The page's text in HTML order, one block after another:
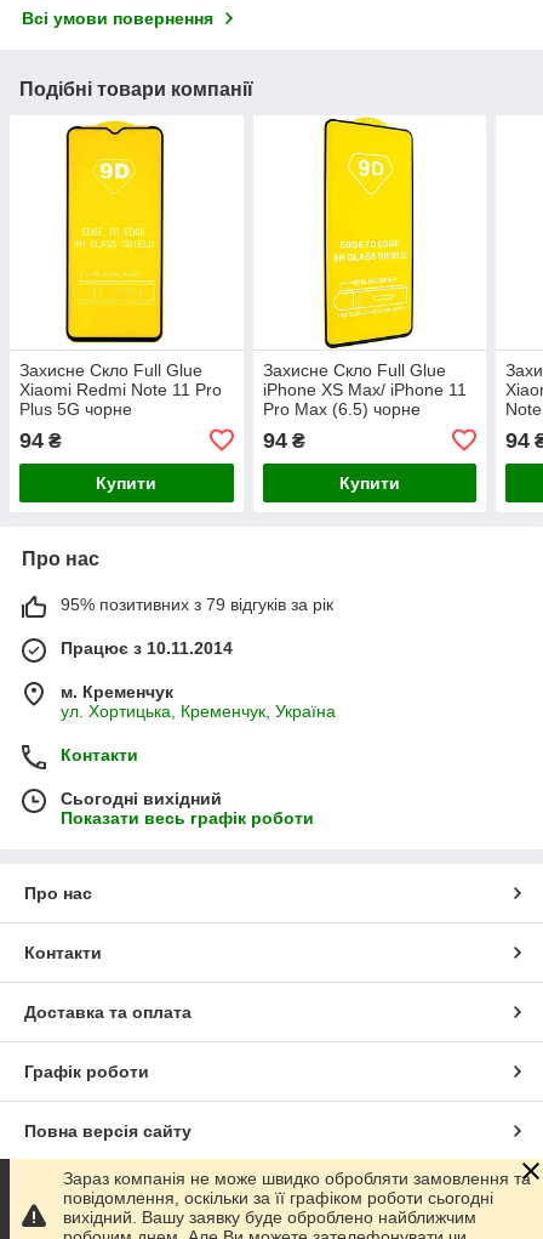
Всі умови повернення
Подібні товари компанії
Захисне Скло Full Glue
Xiaomi Redmi Note 11 Pro
Plus 5G чорне
94 ₴
Купити
Захисне Скло Full Glue
iPhone XS Max/ iPhone 11
Pro Max (6.5) чорне
94₴
Купити
94
Про нас
95% позитивних з 79 відгуків за рік
Працює з 10.11.2014
м. Кременчук
ул. Хортицька, Кременчук, Україна
Контакти
Сьогодні вихідний
Показати весь графік роботи
Про нас
Контакти
Доставка та оплата
Графік роботи
Повна версія сайту
Сайт створено на маркетплейсіProm.ua
Зараз компанія не може швидко обробляти замовлення та
повідомлення, оскільки за її графіком роботи сьогодні
вихідний. Вашу заявку буде оброблено найближчим